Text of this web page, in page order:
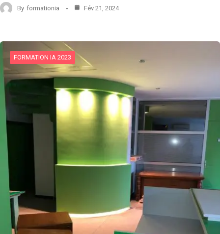
By formationia Fév 21, 2024
FORMATION IA 2023